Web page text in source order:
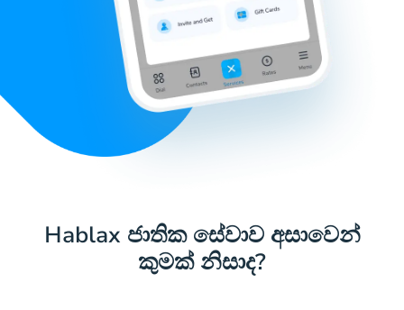
Hablax ජාතික සේවාව අසාවෙන්
කුමක් නිසාද?